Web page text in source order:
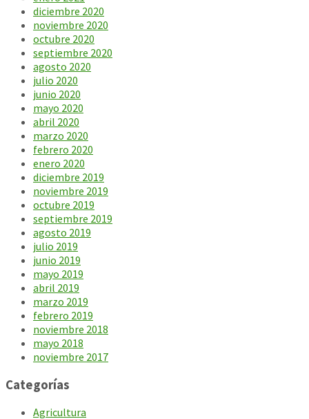
diciembre 2020
noviembre 2020
octubre 2020
septiembre 2020
agosto 2020
julio 2020
junio 2020
mayo 2020
abril 2020
marzo 2020
febrero 2020
enero 2020
diciembre 2019
noviembre 2019
octubre 2019
septiembre 2019
agosto 2019
julio 2019
junio 2019
mayo 2019
abril 2019
marzo 2019
febrero 2019
noviembre 2018
mayo 2018
noviembre 2017
Categorías
Agricultura